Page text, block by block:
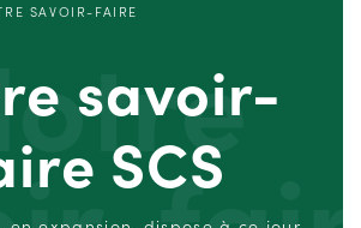
SAVOIR-FAIRE
savoir-
SCS